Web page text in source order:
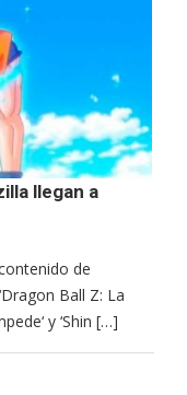
llegan a
de
Ball Z: La
y ‘Shin […]